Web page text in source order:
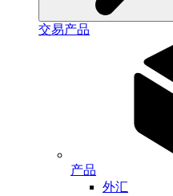
交易产品
产品
外汇